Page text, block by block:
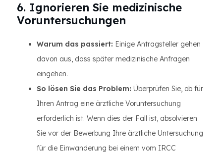
6. Ignorieren Sie medizinische
Voruntersuchungen
Warum das passiert: Einige Antragsteller gehen
davon aus, dass später medizinische Anfragen
eingehen.
So lösen Sie das Problem: Überprüfen Sie, ob für
Ihren Antrag eine ärztliche Voruntersuchung
erforderlich ist. Wenn dies der Fall ist, absolvieren
Sie vor der Bewerbung Ihre ärztliche Untersuchung
für die Einwanderung bei einem vom IRCC